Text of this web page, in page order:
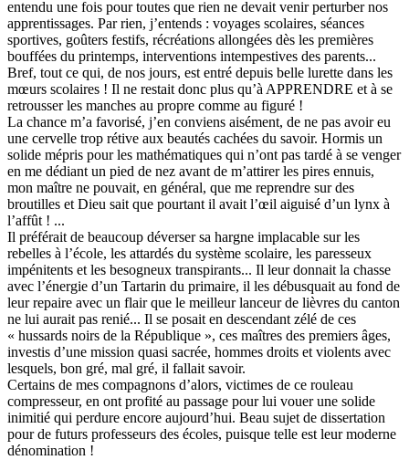
entendu une fois pour toutes que rien ne devait venir perturber nos
apprentissages. Par rien, j’entends : voyages scolaires, séances
sportives, goûters festifs, récréations allongées dès les premières
bouffées du printemps, interventions intempestives des parents...
Bref, tout ce qui, de nos jours, est entré depuis belle lurette dans les
mœurs scolaires ! Il ne restait donc plus qu’à APPRENDRE et à se
retrousser les manches au propre comme au figuré !
La chance m’a favorisé, j’en conviens aisément, de ne pas avoir eu
une cervelle trop rétive aux beautés cachées du savoir. Hormis un
solide mépris pour les mathématiques qui n’ont pas tardé à se venger
en me dédiant un pied de nez avant de m’attirer les pires ennuis,
mon maître ne pouvait, en général, que me reprendre sur des
broutilles et Dieu sait que pourtant il avait l’œil aiguisé d’un lynx à
l’affût ! ...
Il préférait de beaucoup déverser sa hargne implacable sur les
rebelles à l’école, les attardés du système scolaire, les paresseux
impénitents et les besogneux transpirants... Il leur donnait la chasse
avec l’énergie d’un Tartarin du primaire, il les débusquait au fond de
leur repaire avec un flair que le meilleur lanceur de lièvres du canton
ne lui aurait pas renié... Il se posait en descendant zélé de ces
« hussards noirs de la République », ces maîtres des premiers âges,
investis d’une mission quasi sacrée, hommes droits et violents avec
lesquels, bon gré, mal gré, il fallait savoir.
Certains de mes compagnons d’alors, victimes de ce rouleau
compresseur, en ont profité au passage pour lui vouer une solide
inimitié qui perdure encore aujourd’hui. Beau sujet de dissertation
pour de futurs professeurs des écoles, puisque telle est leur moderne
dénomination !